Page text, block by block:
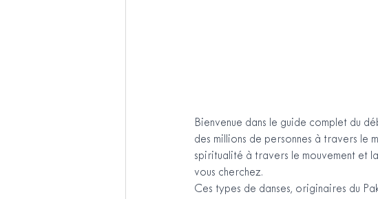
Bienvenue dans le guide complet du
des millions de personnes à travers le
spiritualité à travers le mouvement et
vous cherchez.
Ces types de danses, originaires du